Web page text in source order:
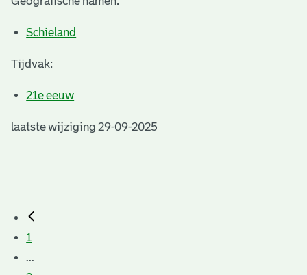
Schieland
Tijdvak:
21e eeuw
laatste wijziging 29-09-2025
1
...